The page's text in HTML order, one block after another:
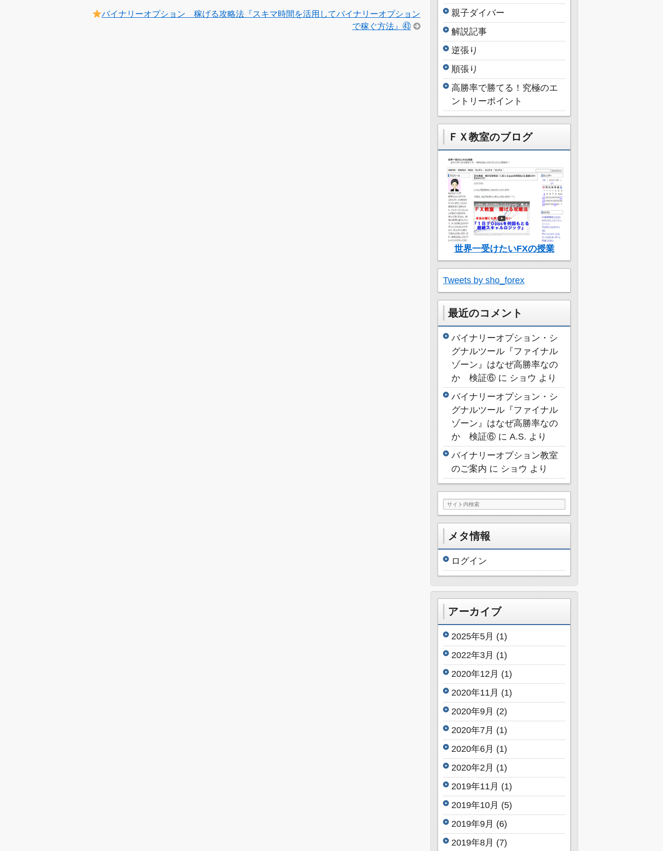
バイナリーオプション 稼げる攻略法『スキマ時間を活用してバイナリーオプション
で稼ぐ方法』㊸
親子ダイバー
解説記事
逆張り
順張り
高勝率で勝てる！究極のエ
ントリーポイント
ＦＸ教室のブログ
世界一受けたいFXの授業
Tweets by sho_forex
最近のコメント
バイナリーオプション・シ
グナルツール『ファイナル
ゾーン』はなぜ高勝率なの
か 検証⑥ に ショウ より
バイナリーオプション・シ
グナルツール『ファイナル
ゾーン』はなぜ高勝率なの
か 検証⑥ に A.S. より
バイナリーオプション教室
のご案内 に ショウ より
メタ情報
ログイン
アーカイブ
2025年5月 (1)
2022年3月 (1)
2020年12月 (1)
2020年11月 (1)
2020年9月 (2)
2020年7月 (1)
2020年6月 (1)
2020年2月 (1)
2019年11月 (1)
2019年10月 (5)
2019年9月 (6)
2019年8月 (7)